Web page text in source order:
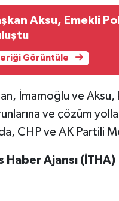
Aksu, Emekli
Görüntüle
İmamoğlu ve Aksu,
ve çözüm
CHP ve AK Partili
Haber Ajansı (İTHA)